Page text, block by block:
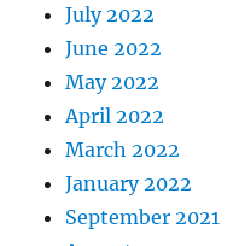
July 2022
June 2022
May 2022
April 2022
March 2022
January 2022
September 2021